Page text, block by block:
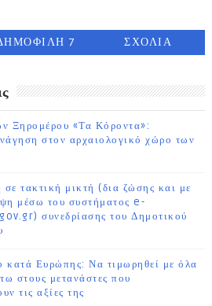
7
ΣΧΟΛΙΑ
Ξηρομέρου «Τα Κόροντα»:
στον αρχαιολογικό χώρο των
τακτική μικτή (δια ζώσης και με
μέσω του συστήματος e-
συνεδρίασης του Δημοτικού
κατά Ευρώπης: Να τιμωρηθεί με όλα
στους μετανάστες που
τις αξίες της